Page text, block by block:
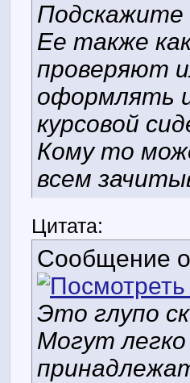
Подскажите
Ее также
проверяют
оформлять
курсовой
Кому то
всем
Цитата:
Сообщение
Это глупо
Могут